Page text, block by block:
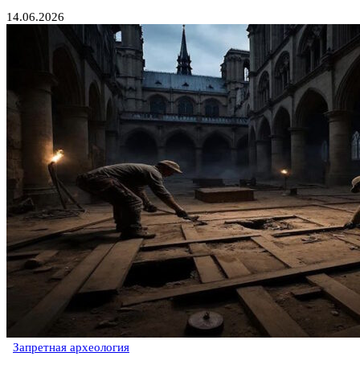
14.06.2026
Запретная археология